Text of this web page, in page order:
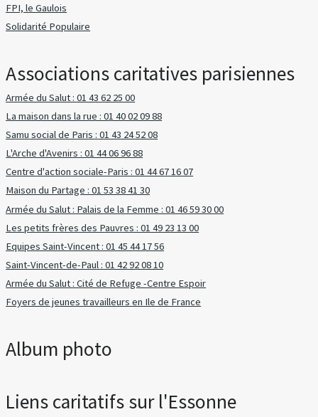
FPI, le Gaulois
Solidarité Populaire
Associations caritatives parisiennes
Armée du Salut : 01 43 62 25 00
La maison dans la rue : 01 40 02 09 88
Samu social de Paris : 01 43 24 52 08
L'Arche d'Avenirs : 01 44 06 96 88
Centre d'action sociale-Paris : 01 44 67 16 07
Maison du Partage : 01 53 38 41 30
Armée du Salut : Palais de la Femme : 01 46 59 30 00
Les petits frères des Pauvres : 01 49 23 13 00
Equipes Saint-Vincent : 01 45 44 17 56
Saint-Vincent-de-Paul : 01 42 92 08 10
Armée du Salut : Cité de Refuge -Centre Espoir
Foyers de jeunes travailleurs en Ile de France
Album photo
Liens caritatifs sur l'Essonne